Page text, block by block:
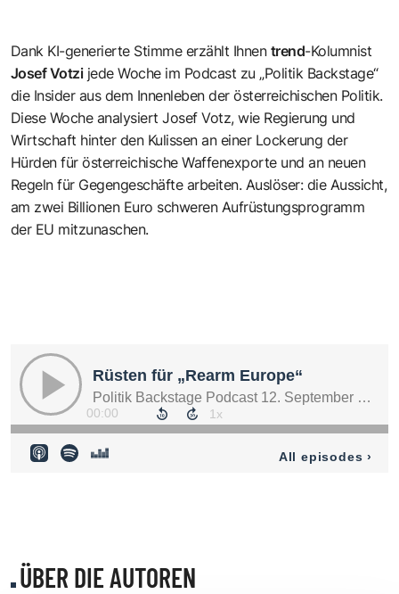
Dank KI-generierte Stimme erzählt Ihnen trend-Kolumnist
Josef Votzijede Woche im Podcast zu „Politik Backstage“
die Insider aus dem Innenleben der österreichischen Politik.
Diese Woche analysiert Josef Votz, wie Regierung und
Wirtschaft hinter den Kulissen an einer Lockerung der
Hürden für österreichische Waffenexporte und an neuen
Regeln für Gegengeschäfte arbeiten. Auslöser: die Aussicht,
am zwei Billionen Euro schweren Aufrüstungsprogramm
der EU mitzunaschen.
ÜBER DIE AUTOREN